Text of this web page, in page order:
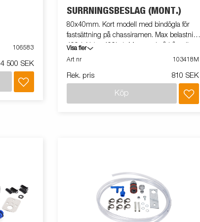
106583
4 500 SEK
SURRNINGSBESLAG (MONT.)
80x40mm. Kort modell med bindögla för
fastsättning på chassiramen. Max belastning
400daN (ca 400kg). Monterad på båttrailer.
Visa fler
Art nr
103418M
Rek. pris 810 SEK
Köp